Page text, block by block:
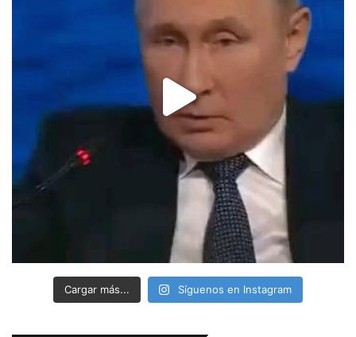
Cargar más... Síguenos en Instagram